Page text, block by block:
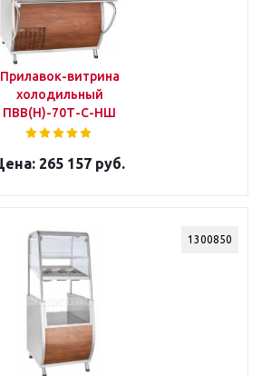
Прилавок-витрина
холодильный
ПВВ(Н)-70Т-С-НШ
265 157 руб.
1300850